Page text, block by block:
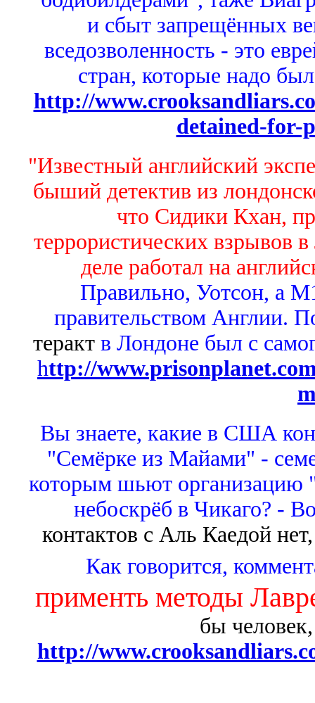
и сбыт запрещённых
вседозволенность - это
стран, которые надо
http://
detained-for-
"Известный английский
быший детектив из
что Сидики Кхан,
террористических взрывов
деле работал на
Правильно, Уотсон, а
правительством Англии.
теракт в Лондоне был с
http://
Вы знаете, какие в США
"Семёрке из Майами" -
которым шьют организацию
небоскрёб в Чикаго? -
контактов с Аль Каедой
Как говорится,
применть методы
бы
http://